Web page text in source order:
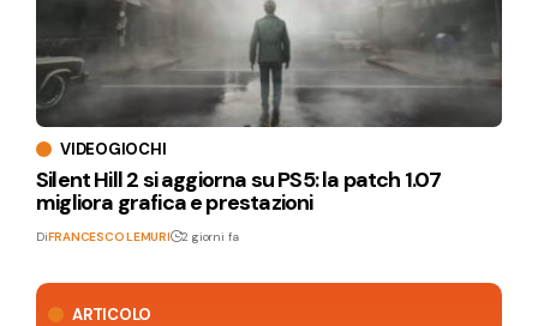
ARTICOLO
VIDEOGIOCHI
Silent Hill 2 si aggiorna su PS5: la patch 1.07
migliora grafica e prestazioni
DiFRANCESCO LEMURI 2 giorni fa